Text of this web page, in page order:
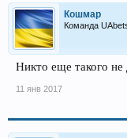
Кошмар
Команда
Никто еще такого не
11 янв 2017